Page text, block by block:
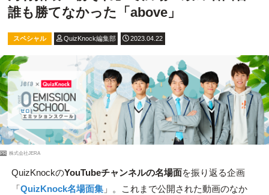
誰も勝てなかった「above」
スペシャル QuizKnock編集部 2023.04.22
PR 株式会社JERA
QuizKnockのYouTubeチャンネルの名場面を振り返る企画
「QuizKnock名場面集」。これまで公開された動画のなか